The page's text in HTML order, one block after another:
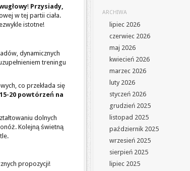
! Przysiady,
w tej partii ciała.
istotne!
dynamicznych
treningu
co przekłada się
15-20 powtórzeń na
dolnych
Kolejną świetną
propozycji!
ARCHIWA
lipiec 2026
czerwiec 2026
maj 2026
kwiecień 2026
marzec 2026
luty 2026
styczeń 2026
grudzień 2025
listopad 2025
październik 2025
wrzesień 2025
sierpień 2025
lipiec 2025